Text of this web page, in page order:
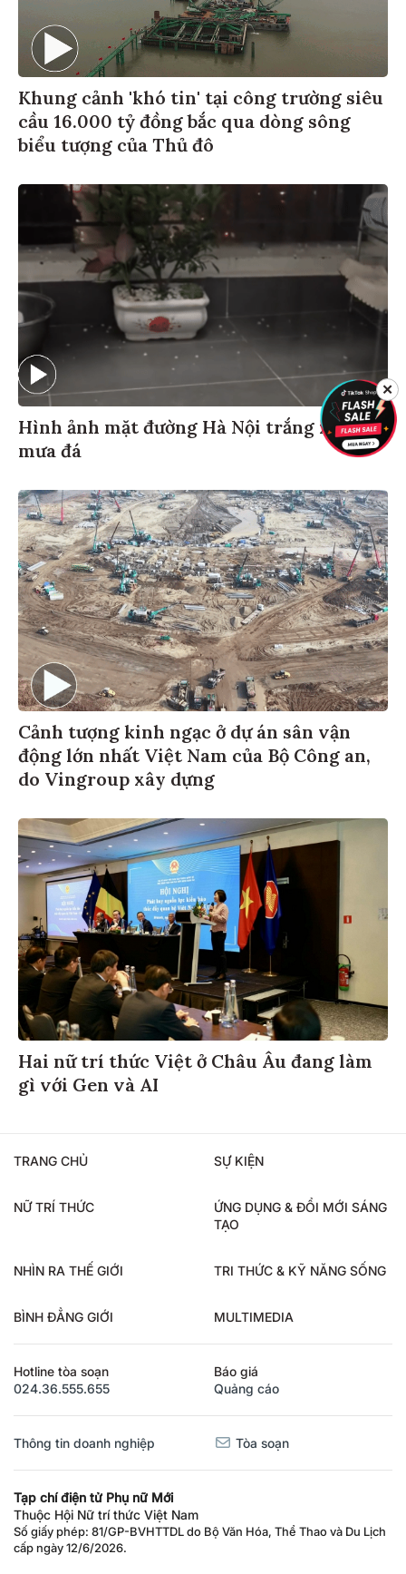
Khung cảnh 'khó tin' tại công trường siêu
cầu 16.000 tỷ đồng bắc qua dòng sông
biểu tượng của Thủ đô
Hình ảnh mặt đường Hà Nội trắng xoá vì
mưa đá
Cảnh tượng kinh ngạc ở dự án sân vận
động lớn nhất Việt Nam của Bộ Công an,
do Vingroup xây dựng
Hai nữ trí thức Việt ở Châu Âu đang làm
gì với Gen và AI
TRANG CHỦ SỰ KIỆN
NỮ TRÍ THỨC
ỨNG DỤNG & ĐỔI MỚI SÁNG
TẠO
NHÌN RA THẾ GIỚI TRI THỨC & KỸ NĂNG SỐNG
BÌNH ĐẲNG GIỚI MULTIMEDIA
Hotline tòa soạn
024.36.555.655
Báo giá
Quảng cáo
Thông tin doanh nghiệp Tòa soạn
Tạp chí điện tử Phụ nữ Mới
Thuộc Hội Nữ trí thức Việt Nam
Số giấy phép: 81/GP-BVHTTDL do Bộ Văn Hóa, Thể Thao và Du Lịch
cấp ngày 12/6/2026.
✕